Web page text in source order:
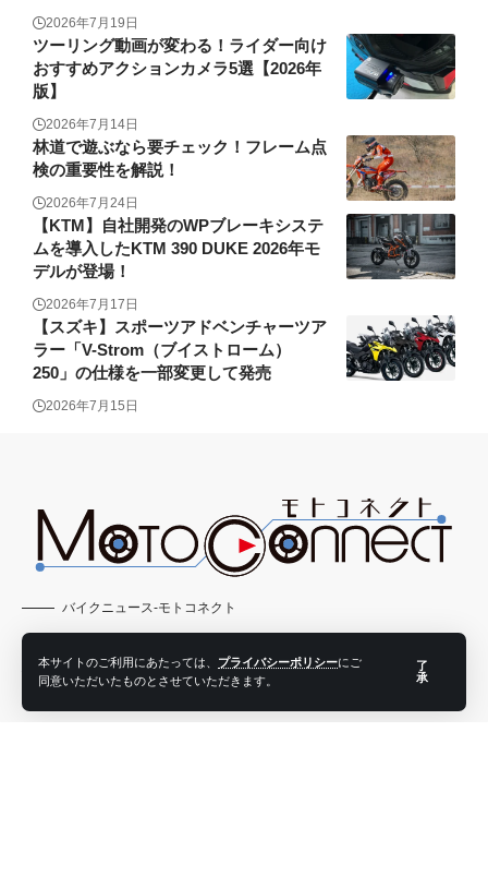
本サイトのご利用にあたっては、 プライバシーポリシーにご
同意いただいたものとさせていただきます。
了
承
2026年7月19日
ツーリング動画が変わる！ライダー向け
おすすめアクションカメラ5選【2026年
版】
2026年7月14日
林道で遊ぶなら要チェック！フレーム点
検の重要性を解説！
2026年7月24日
【KTM】自社開発のWPブレーキシステ
ムを導入したKTM 390 DUKE 2026年モ
デルが登場！
2026年7月17日
【スズキ】スポーツアドベンチャーツア
ラー「V-Strom（ブイストローム）
250」の仕様を一部変更して発売
2026年7月15日
バイクニュース-モトコネクト
バイクニュース ウェア